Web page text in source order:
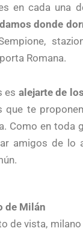
en cada una
donde
Romana.
es alejarte de
que te
Como en toda
amigos de lo
de Milán
de vista,